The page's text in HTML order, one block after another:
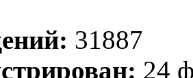
31887
24